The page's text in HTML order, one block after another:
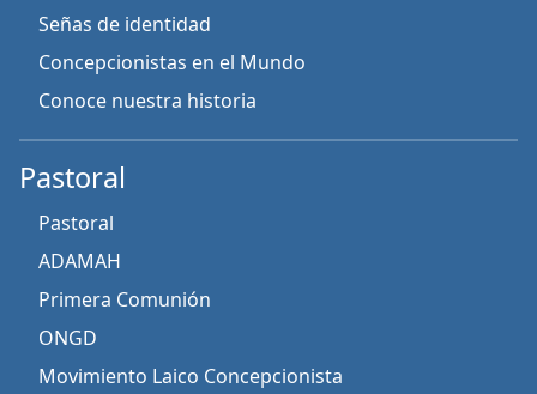
Señas de identidad
Concepcionistas en el Mundo
Conoce nuestra historia
Pastoral
Pastoral
ADAMAH
Primera Comunión
ONGD
Movimiento Laico Concepcionista